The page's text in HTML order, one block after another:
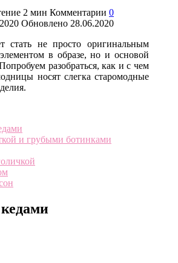
2 мин Комментарии 0
Обновлено 28.06.2020
стать не просто оригинальным
в образе, но и основой
разобраться, как и с чем
носят слегка старомодные
и грубыми ботинками